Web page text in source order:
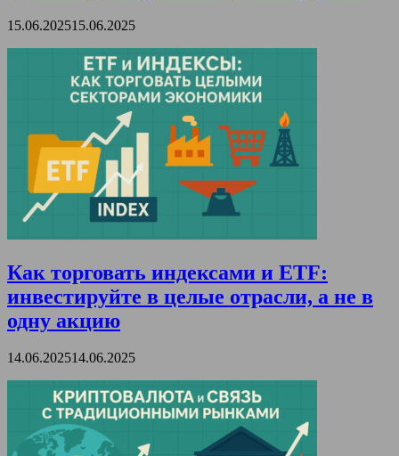
15.06.202515.06.2025
Как торговать индексами и ETF:
инвестируйте в целые отрасли, а не в
одну акцию
14.06.202514.06.2025